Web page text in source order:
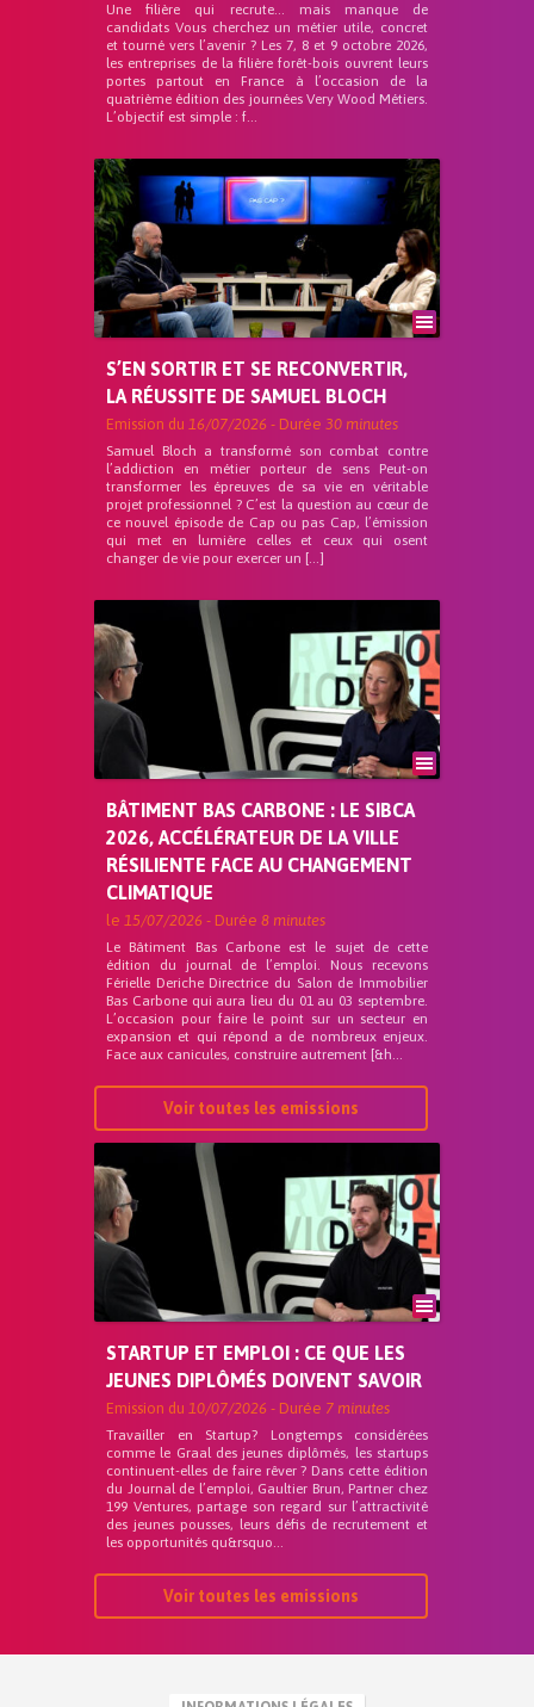
Une filière qui recrute… mais manque de
candidats Vous cherchez un métier utile, concret
et tourné vers l’avenir ? Les 7, 8 et 9 octobre 2026,
les entreprises de la filière forêt-bois ouvrent leurs
portes partout en France à l’occasion de la
quatrième édition des journées Very Wood Métiers.
L’objectif est simple : f...
S’EN SORTIR ET SE RECONVERTIR,
LA RÉUSSITE DE SAMUEL BLOCH
Emission du 16/07/2026 - Durée 30 minutes
Samuel Bloch a transformé son combat contre
l’addiction en métier porteur de sens Peut-on
transformer les épreuves de sa vie en véritable
projet professionnel ? C’est la question au cœur de
ce nouvel épisode de Cap ou pas Cap, l’émission
qui met en lumière celles et ceux qui osent
changer de vie pour exercer un […]
BÂTIMENT BAS CARBONE : LE SIBCA
2026, ACCÉLÉRATEUR DE LA VILLE
RÉSILIENTE FACE AU CHANGEMENT
CLIMATIQUE
le 15/07/2026 - Durée 8 minutes
Le Bâtiment Bas Carbone est le sujet de cette
édition du journal de l’emploi. Nous recevons
Férielle Deriche Directrice du Salon de Immobilier
Bas Carbone qui aura lieu du 01 au 03 septembre.
L’occasion pour faire le point sur un secteur en
expansion et qui répond a de nombreux enjeux.
Face aux canicules, construire autrement [&h...
Voir toutes les emissions
STARTUP ET EMPLOI : CE QUE LES
JEUNES DIPLÔMÉS DOIVENT SAVOIR
Emission du 10/07/2026 - Durée 7 minutes
Travailler en Startup? Longtemps considérées
comme le Graal des jeunes diplômés, les startups
continuent-elles de faire rêver ? Dans cette édition
du Journal de l’emploi, Gaultier Brun, Partner chez
199 Ventures, partage son regard sur l’attractivité
des jeunes pousses, leurs défis de recrutement et
les opportunités qu&rsquo...
Voir toutes les emissions